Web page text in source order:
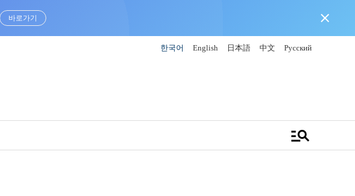
바로가기 close
한국어 English 日本語 中文 Русский
manage_search